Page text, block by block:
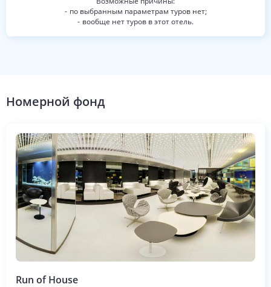
по выбранным параметрам туров нет;
вообще нет туров в этот отель.
Номерной фонд
Run of House